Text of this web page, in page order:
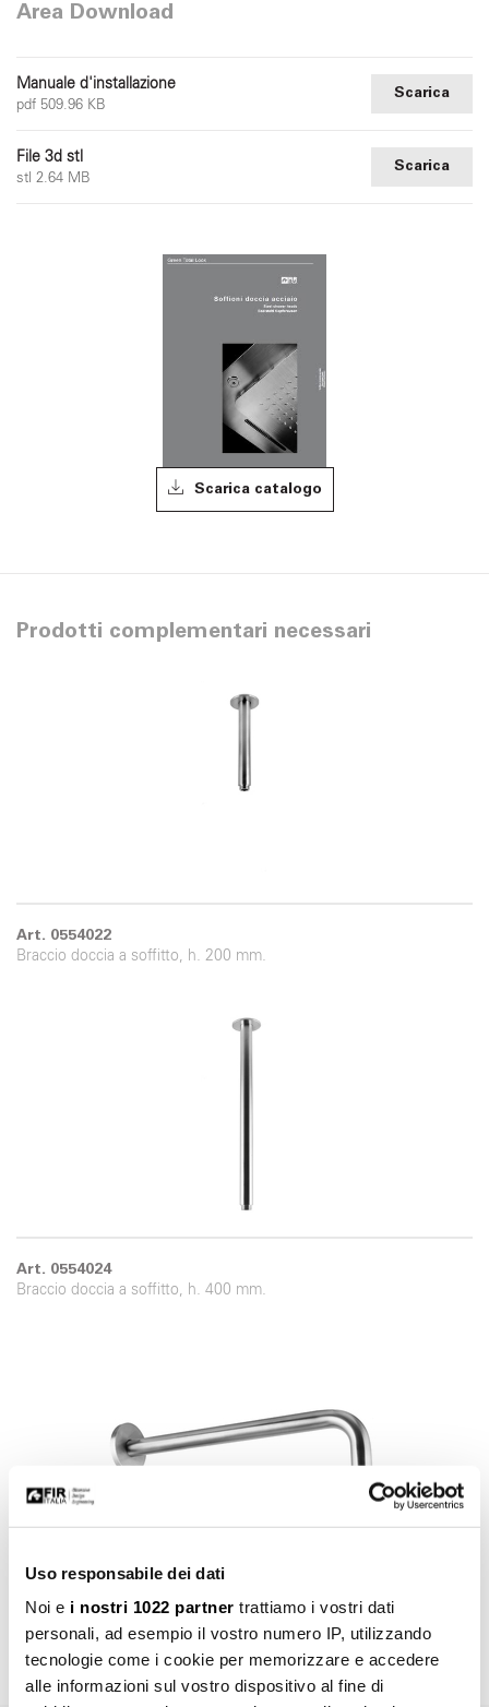
Uso responsabile dei dati
Noi e i nostri 1022 partner trattiamo i vostri dati
personali, ad esempio il vostro numero IP, utilizzando
tecnologie come i cookie per memorizzare e accedere
alle informazioni sul vostro dispositivo al fine di
Area Download
Manuale d'installazione
pdf 509.96 KB
Scarica
File 3d stl
stl 2.64 MB
Scarica
Scarica catalogo
Prodotti complementari necessari
Art. 0554022
Braccio doccia a soffitto, h. 200 mm.
Art. 0554024
Braccio doccia a soffitto, h. 400 mm.
Art. 0554136
Braccio doccia a parete, lunghezza 355 mm.